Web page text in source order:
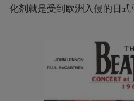
化剂就是受到欧洲入侵的日式